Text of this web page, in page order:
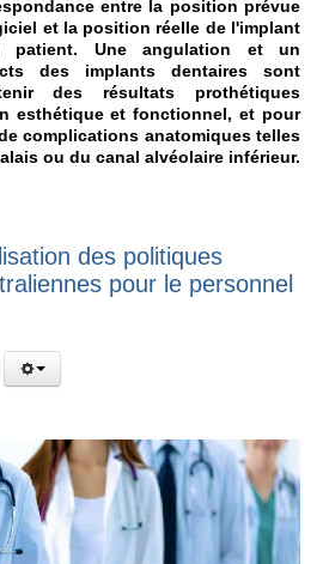
entre la position prévue
et la position réelle de l'implant
Une angulation et un
des implants dentaires sont
des résultats prothétiques
esthétique et fonctionnel, et pour
complications anatomiques telles
ou du canal alvéolaire inférieur.
des politiques
pour le personnel